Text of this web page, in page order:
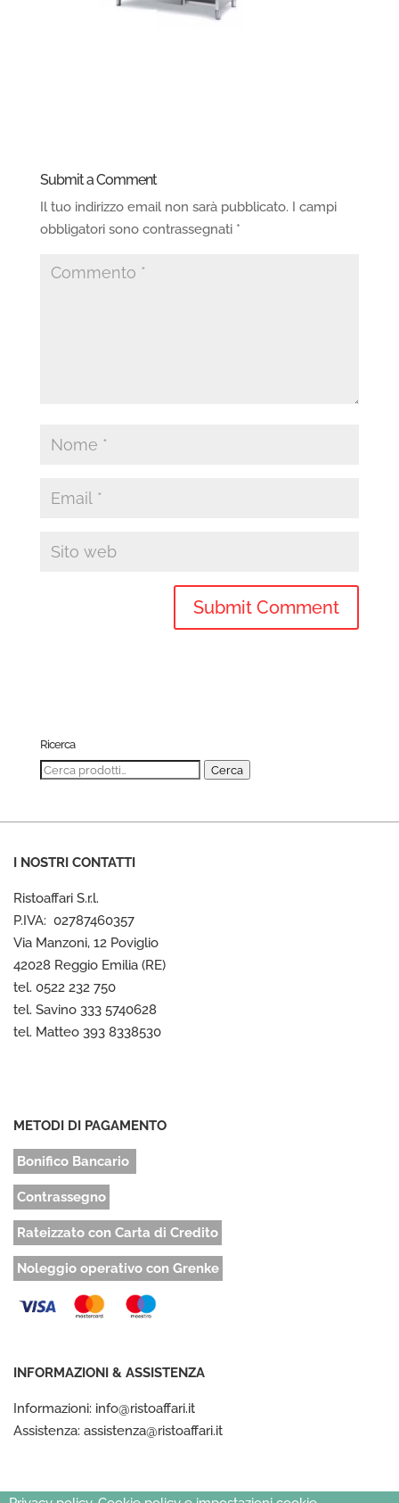
Submit a Comment
Il tuo indirizzo email non sarà pubblicato. I campi
obbligatori sono contrassegnati *
Ricerca
Cerca: Cerca
I NOSTRI CONTATTI
Ristoaffari S.r.l.
P.IVA: 02787460357
Via Manzoni, 12 Poviglio
42028 Reggio Emilia (RE)
tel. 0522 232 750
tel. Savino 333 5740628
tel. Matteo 393 8338530
METODI DI PAGAMENTO
Bonifico Bancario
Contrassegno
Rateizzato con Carta di Credito
Noleggio operativo con Grenke
INFORMAZIONI & ASSISTENZA
Informazioni: info@ristoaffari.it
Assistenza: assistenza@ristoaffari.it